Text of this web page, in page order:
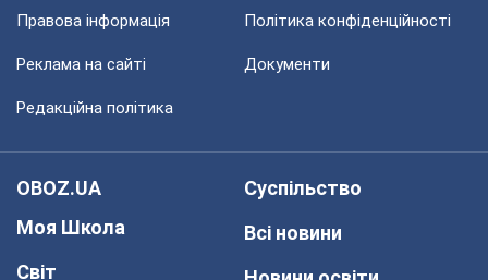
Правова інформація Політика конфіденційності
Реклама на сайті Документи
Редакційна політика
OBOZ.UA
Моя Школа
Світ
Суспільство
Всі новини